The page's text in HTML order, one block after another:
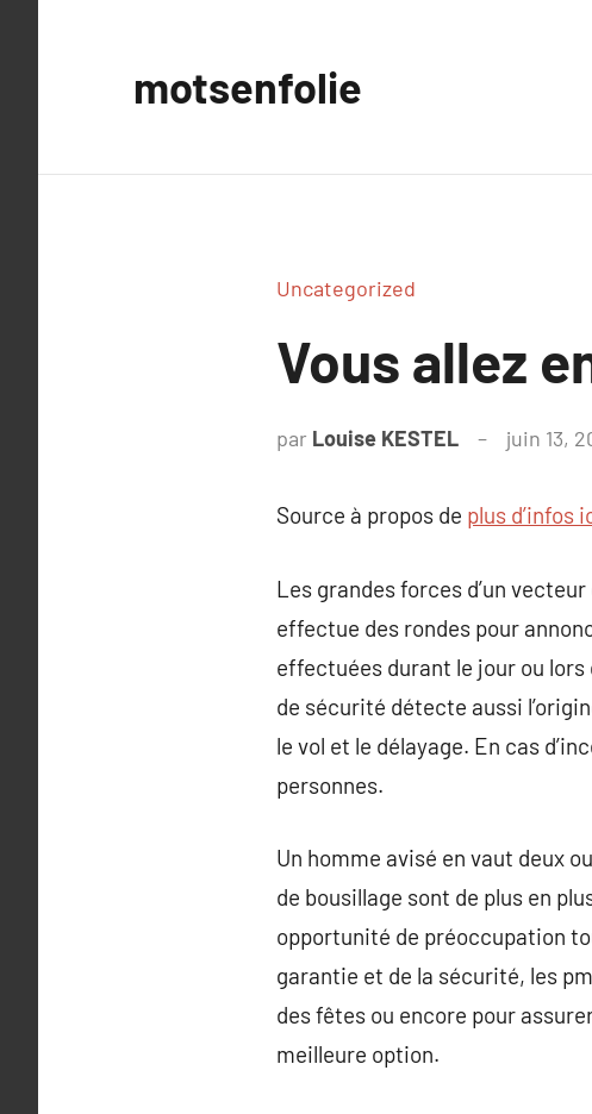
motsenfolie
Uncategorized
Vous allez
par Louise KESTEL juin 13,
Source à propos de plus d’infos
Les grandes forces d’un
effectue des rondes pour
effectuées durant le jour ou
de sécurité détecte aussi
le vol et le délayage. En cas
personnes.
Un homme avisé en vaut deux
de bousillage sont de plus en
opportunité de préoccupation
garantie et de la sécurité, les
des fêtes ou encore pour
meilleure option.